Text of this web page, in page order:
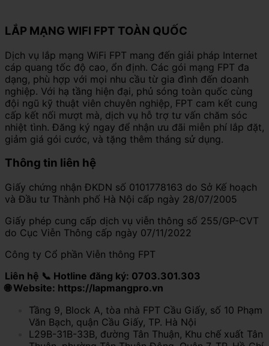
LẮP MẠNG WIFI FPT TOÀN QUỐC
Dịch vụ lắp mạng WiFi FPT mang đến giải pháp Internet
cáp quang tốc độ cao, ổn định. Các gói mạng FPT đa
dạng, phù hợp với mọi nhu cầu từ gia đình đến doanh
nghiệp. Với hạ tầng hiện đại, phủ sóng toàn quốc cùng
đội ngũ kỹ thuật viên chuyên nghiệp, FPT cam kết cung
cấp kết nối mượt mà, dịch vụ hỗ trợ tư vấn chăm sóc
nhiệt tình. Đăng ký ngay để nhận ưu đãi miễn phí lắp đặt,
giảm giá gói cước, và tặng thêm tháng sử dụng.
Thông tin liên hệ
Giấy chứng nhận ĐKDN số 0101778163 do Sở Kế hoạch
và Đầu tư Thành phố Hà Nội cấp ngày 28/07/2005
Giấy phép cung cấp dịch vụ viễn thông số 255/GP-CVT
do Cục Viễn Thông cấp ngày 07/11/2022
Công ty Cổ phần Viễn thông FPT
Liên hệ 📞 Hotline đăng ký: 0703.301.303
🌐 Website: https://lapmangpro.vn
Tầng 9, Block A, tòa nhà FPT Cầu Giấy, số 10 Phạm
Văn Bạch, quận Cầu Giấy, TP. Hà Nội
L29B-31B-33B, đường Tân Thuận, Khu chế xuất Tân